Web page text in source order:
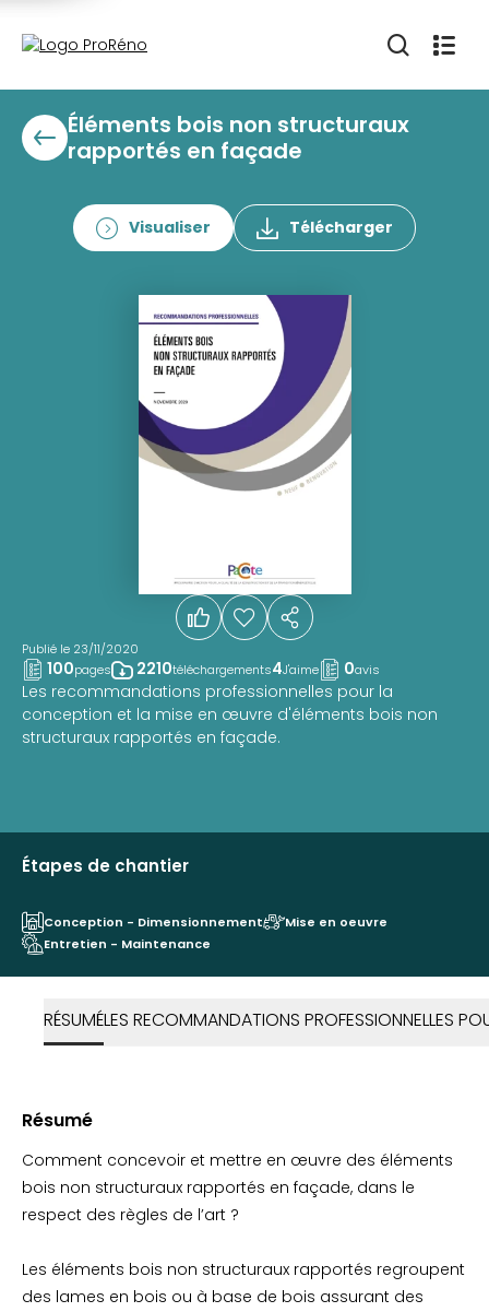
Éléments bois non structuraux
rapportés en façade
Visualiser Télécharger
Publié le 23/11/2020
100pages 2210téléchargements4J'aime 0avis
Les recommandations professionnelles pour la
conception et la mise en œuvre d'éléments bois non
structuraux rapportés en façade.
Étapes de chantier
Conception - Dimensionnement
Mise en oeuvre
Entretien - Maintenance
RÉSUMÉLES RECOMMANDATIONS PROFESSIONNELLES
Résumé
Comment concevoir et mettre en œuvre des éléments
bois non structuraux rapportés en façade, dans le
respect des règles de l’art ?
Les éléments bois non structuraux rapportés regroupent
des lames en bois ou à base de bois assurant des